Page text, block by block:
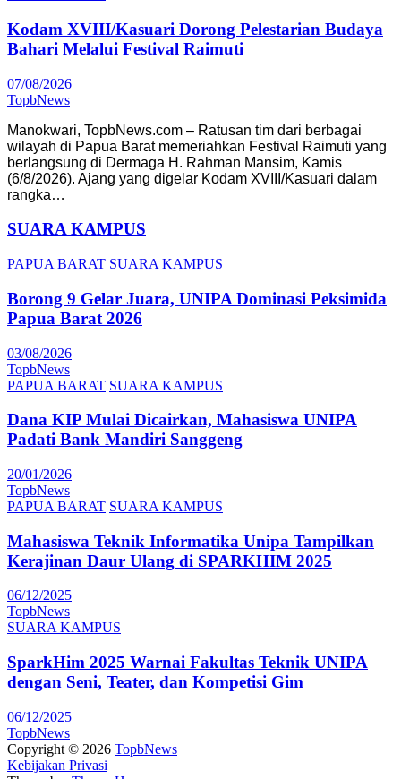
Kodam XVIII/Kasuari Dorong Pelestarian Budaya
Bahari Melalui Festival Raimuti
07/08/2026
TopbNews
Manokwari, TopbNews.com – Ratusan tim dari berbagai
wilayah di Papua Barat memeriahkan Festival Raimuti yang
berlangsung di Dermaga H. Rahman Mansim, Kamis
(6/8/2026). Ajang yang digelar Kodam XVIII/Kasuari dalam
rangka…
SUARA KAMPUS
PAPUA BARAT SUARA KAMPUS
Borong 9 Gelar Juara, UNIPA Dominasi Peksimida
Papua Barat 2026
03/08/2026
TopbNews
PAPUA BARAT SUARA KAMPUS
Dana KIP Mulai Dicairkan, Mahasiswa UNIPA
Padati Bank Mandiri Sanggeng
20/01/2026
TopbNews
PAPUA BARAT SUARA KAMPUS
Mahasiswa Teknik Informatika Unipa Tampilkan
Kerajinan Daur Ulang di SPARKHIM 2025
06/12/2025
TopbNews
SUARA KAMPUS
SparkHim 2025 Warnai Fakultas Teknik UNIPA
dengan Seni, Teater, dan Kompetisi Gim
06/12/2025
TopbNews
Copyright © 2026 TopbNews
Kebijakan Privasi